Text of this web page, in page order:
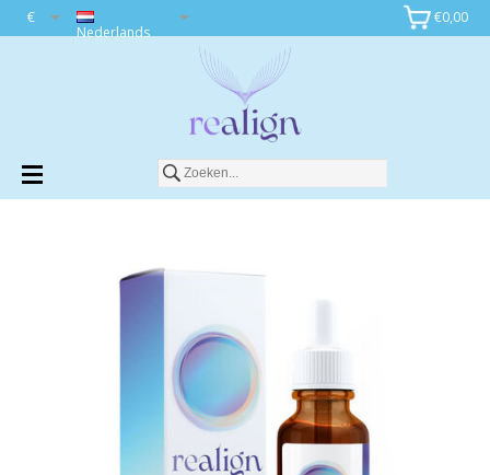
€0,00
Nederlands
€ Toevoegen aan winkelwagen